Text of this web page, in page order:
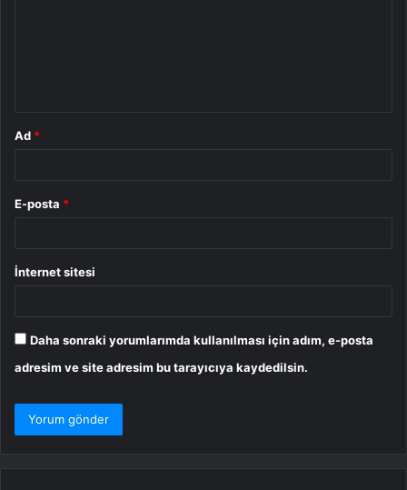
Ad *
E-posta *
İnternet sitesi
Daha sonraki yorumlarımda kullanılması için adım, e-posta
adresim ve site adresim bu tarayıcıya kaydedilsin.